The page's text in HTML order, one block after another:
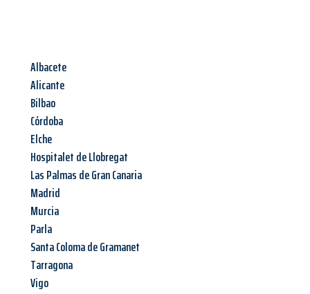
Albacete
Alicante
Bilbao
Córdoba
Elche
Hospitalet de Llobregat
Las Palmas de Gran Canaria
Madrid
Murcia
Parla
Santa Coloma de Gramanet
Tarragona
Vigo